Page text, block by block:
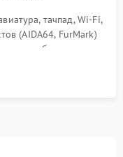
тачпад, Wi-Fi,
(AIDA64, FurMark)
и стабильности